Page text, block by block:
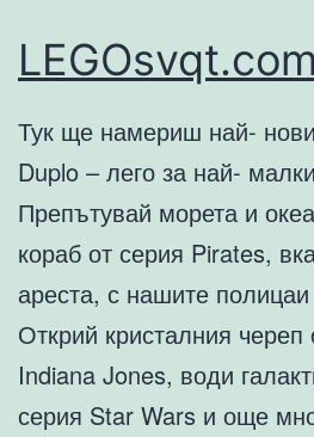
LEGOsvqt.com
Тук ще намериш най-
Duplo – лего за най-
Препътувай морета и
кораб от серия Pirates,
ареста, с нашите
Открий кристалния череп
Indiana Jones, води
серия Star Wars и още